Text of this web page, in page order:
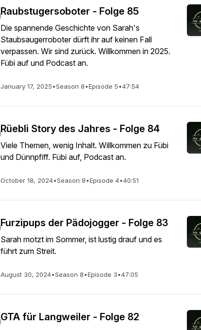
Raubstugersoboter - Folge 85
Die spannende Geschichte von Sarah's
Staubsaugerroboter dürft ihr auf keinen Fall
verpassen. Wir sind zurück. Willkommen in 2025.
Fübi auf und Podcast an.
January 17, 2025•Season 8•Episode 5•47:54
Rüebli Story des Jahres - Folge 84
Viele Themen, wenig Inhalt. Willkommen zu Fübi
und Dünnpfiff. Fübi auf, Podcast an.
October 18, 2024•Season 8•Episode 4•40:51
Furzipups der Pädojogger - Folge 83
Sarah motzt im Sommer, ist lustig drauf und es
führt zum Streit.
August 30, 2024•Season 8•Episode 3•47:05
GTA für Langweiler - Folge 82